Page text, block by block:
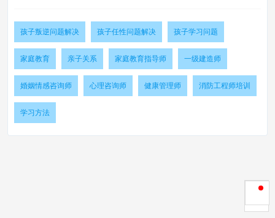
孩子叛逆问题解决 孩子任性问题解决 孩子学习问题
家庭教育 亲子关系 家庭教育指导师 一级建造师
婚姻情感咨询师 心理咨询师 健康管理师 消防工程师培训
学习方法